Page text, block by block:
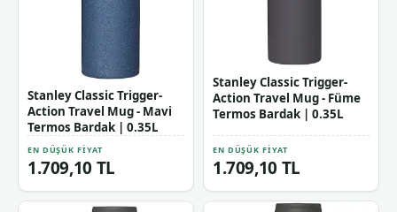
Stanley Classic Trigger-
Action Travel Mug - Mavi
Termos Bardak | 0.35L
EN DÜŞÜK FIYAT
1.709,10 TL
Stanley Classic Trigger-
Action Travel Mug - Füme
Termos Bardak | 0.35L
EN DÜŞÜK FIYAT
1.709,10 TL